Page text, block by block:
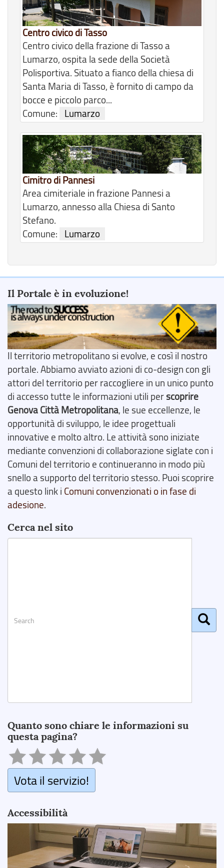
Centro civico di Tasso
Centro civico della frazione di Tasso a
Lumarzo, ospita la sede della Società
Polisportiva. Situato a fianco della chiesa di
Santa Maria di Tasso, è fornito di campo da
bocce e piccolo parco...
Comune:
Lumarzo
Cimitro di Pannesi
Area cimiteriale in frazione Pannesi a
Lumarzo, annesso alla Chiesa di Santo
Stefano.
Comune:
Lumarzo
Il Portale è in evoluzione!
Il territorio metropolitano si evolve, e così il nostro
portale. Abbiamo avviato azioni di co-design con gli
attori del territorio per raccogliere in un unico punto
di accesso tutte le informazioni utili perscoprire
Genova Città Metropolitana, le sue eccellenze, le
opportunità di sviluppo, le idee progettuali
innovative e molto altro. Le attività sono iniziate
mediante convenzioni di collaborazione siglate con i
Comuni del territorio e continueranno in modo più
snello a supporto del territorio stesso. Puoi scoprire
a questo link i Comuni convenzionati o in fase di
adesione.
Cerca nel sito
Quanto sono chiare le informazioni su
questa pagina?
Vota il servizio!
Accessibilità